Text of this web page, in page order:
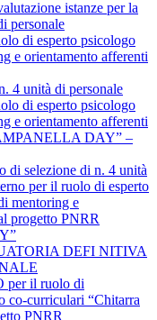
istanze per la
personale
di esperto psicologo
e orientamento afferenti
4 unità di personale
di esperto psicologo
e orientamento afferenti
DAY” –
di selezione di n. 4 unità
per il ruolo di esperto
mentoring e
progetto PNRR
DEFI NITIVA
per il ruolo di
co-curriculari “Chitarra
PNRR